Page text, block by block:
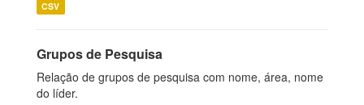
CSV
Grupos de Pesquisa
Relação de grupos de pesquisa com nome, área, nome
do líder.